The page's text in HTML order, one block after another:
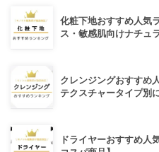
化粧下地おすすめ人気
ス・敏感肌向けナチュ
クレンジングおすすめ
テクスチャータイプ別
ドライヤーおすすめ人